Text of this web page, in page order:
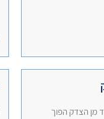
מן הצדק הפוך